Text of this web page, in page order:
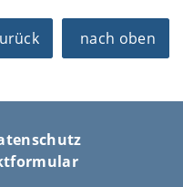
nach oben